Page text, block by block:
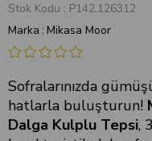
Stok Kodu
P142.126312
Marka : Mikasa Moor
Sofralarınızda
hatlarla buluşturun!
Dalga Kulplu Tepsi,